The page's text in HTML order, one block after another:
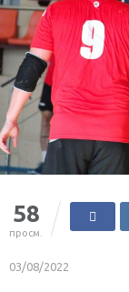
58
просм.
03/08/2022